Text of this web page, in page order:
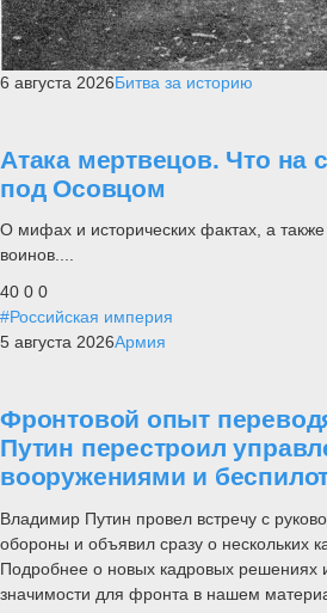
6 августа 2026Битва за историю
Атака мертвецов. Что на
под Осовцом
О мифах и исторических фактах, а также
воинов....
40 0 0
#Российская империя
5 августа 2026Армия
Фронтовой опыт
Путин перестроил
вооружениями и
Владимир Путин провел встречу с
обороны и объявил сразу о нескольких
Подробнее о новых кадровых решениях
значимости для фронта в нашем